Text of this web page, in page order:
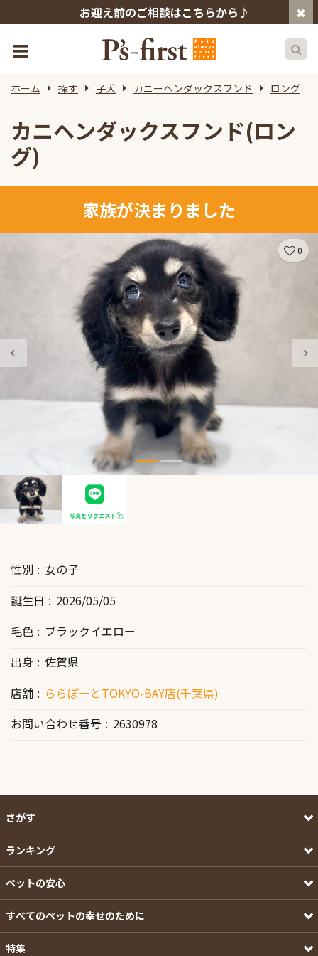
お迎え前のご相談はこちらから♪
ホーム 探す 子犬 カニーヘンダックスフンド ロング
カニヘンダックスフンド(ロン
グ)
家族が決まりました
0
性別
女の子
誕生日
2026/05/05
毛色
ブラックイエロー
出身
佐賀県
店舗
ららぽーとTOKYO-BAY店(千葉県)
お問い合わせ番号
2630978
さがす
ランキング
ペットの安心
すべてのペットの幸せのために
特集